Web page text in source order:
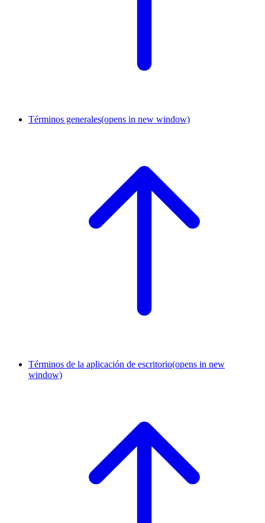
Términos generales(opens in new window)
Términos de la aplicación de escritorio(opens in new
window)